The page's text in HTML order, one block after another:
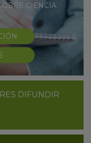
CIENCIA
DIFUNDIR